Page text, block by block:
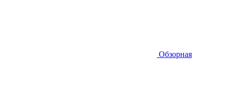
Обзорная